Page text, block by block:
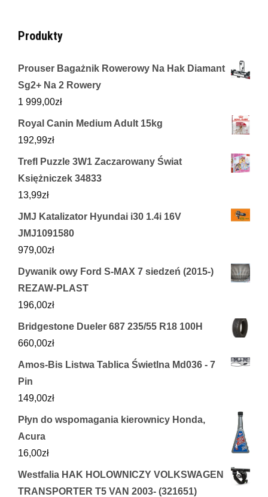
Produkty
Prouser Bagażnik Rowerowy Na Hak Diamant
Sg2+ Na 2 Rowery
1 999,00zł
Royal Canin Medium Adult 15kg
192,99zł
Trefl Puzzle 3W1 Zaczarowany Świat
Księżniczek 34833
13,99zł
JMJ Katalizator Hyundai i30 1.4i 16V
JMJ1091580
979,00zł
Dywanik owy Ford S-MAX 7 siedzeń (2015-)
REZAW-PLAST
196,00zł
Bridgestone Dueler 687 235/55 R18 100H
660,00zł
Amos-Bis Listwa Tablica Świetlna Md036 - 7
Pin
149,00zł
Płyn do wspomagania kierownicy Honda,
Acura
16,00zł
Westfalia HAK HOLOWNICZY VOLKSWAGEN
TRANSPORTER T5 VAN 2003- (321651)